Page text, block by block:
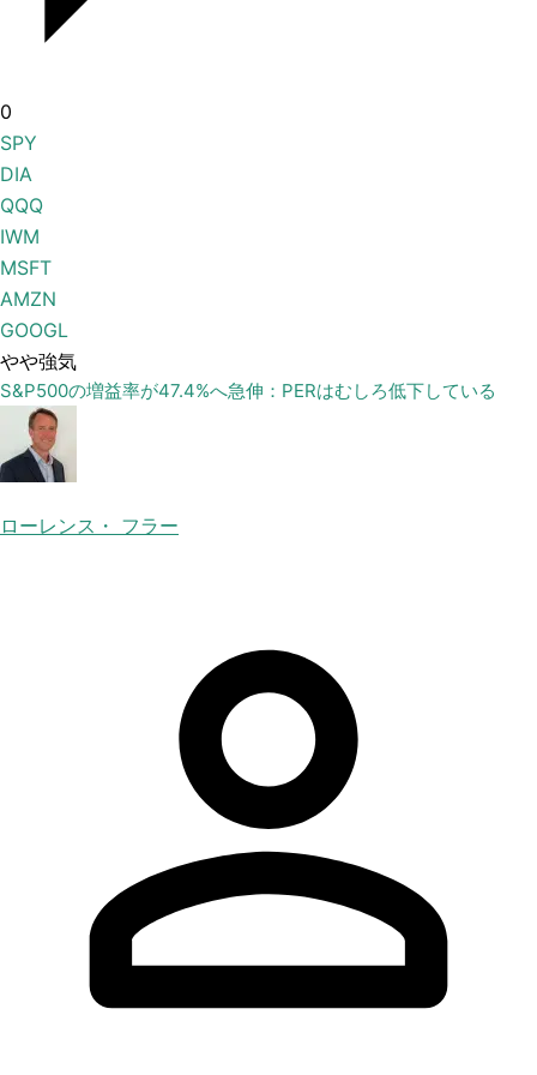
0
SPY
DIA
QQQ
IWM
MSFT
AMZN
GOOGL
やや強気
S&P500の増益率が47.4%へ急伸：PERはむしろ低下している
ローレンス・ フラー